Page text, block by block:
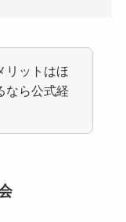
リットはほ
なら公式経